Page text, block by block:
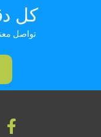
كل
تواصل